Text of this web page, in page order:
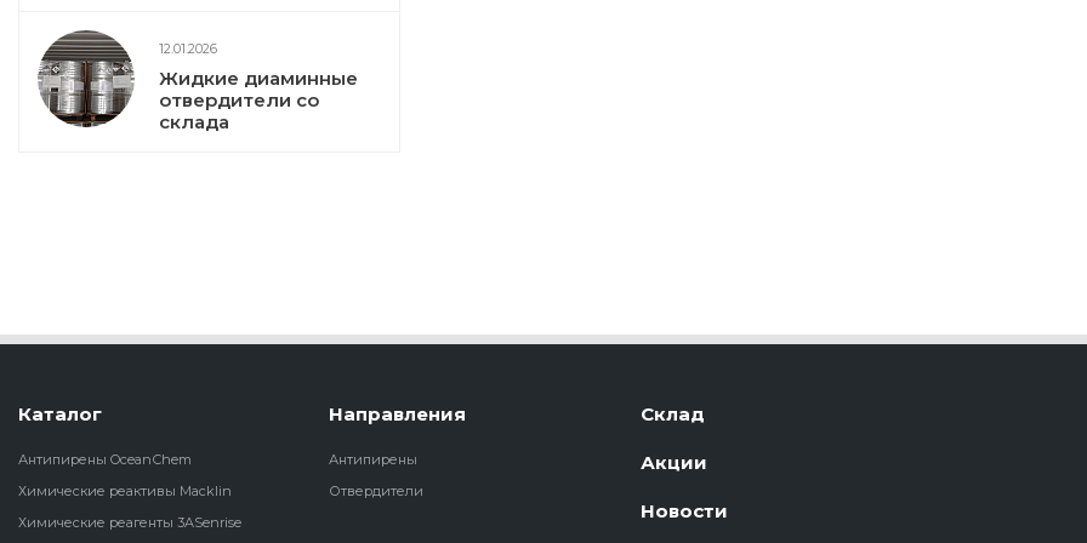
12.01.2026
Жидкие диаминные
отвердители со
склада
Каталог
Антипирены OceanСhem
Химические реактивы Macklin
Химические реагенты 3ASenrise
Направления
Антипирены
Отвердители
Склад
Акции
Новости